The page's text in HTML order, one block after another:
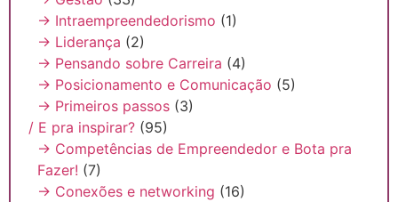
→ Intraempreendedorismo (1)
→ Liderança (2)
→ Pensando sobre Carreira (4)
→ Posicionamento e Comunicação (5)
→ Primeiros passos (3)
/ E pra inspirar? (95)
→ Competências de Empreendedor e Bota pra
Fazer! (7)
→ Conexões e networking (16)